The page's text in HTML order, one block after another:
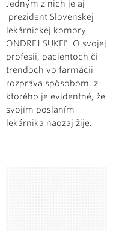
Jedným z nich je aj
prezident Slovenskej
lekárnickej komory
ONDREJ SUKEĽ. O svojej
profesii, pacientoch či
trendoch vo farmácii
rozpráva spôsobom, z
ktorého je evidentné, že
svojím poslaním
lekárnika naozaj žije.